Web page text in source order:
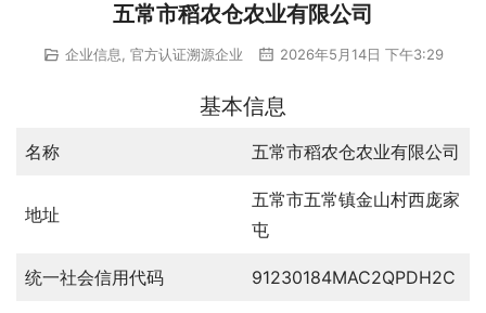
五常市稻农仓农业有限公司
企业信息 官方认证溯源企业 2026年5月14日 下午3:29
基本信息
名称 五常市稻农仓农业有限公司
地址
五常市五常镇金山村西庞家
屯
统一社会信用代码 91230184MAC2QPDH2C